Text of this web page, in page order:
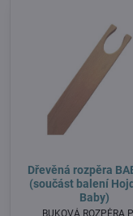
Dřevěná rozpěra
(součást balení
Baby)
BUKOVÁ ROZPĚRA